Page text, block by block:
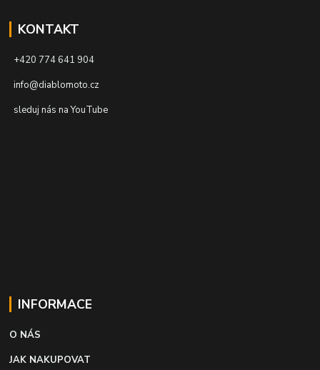
KONTAKT
+420 774 641 904
info@diablomoto.cz
sleduj nás na YouTube
INFORMACE
O NÁS
JAK NAKUPOVAT